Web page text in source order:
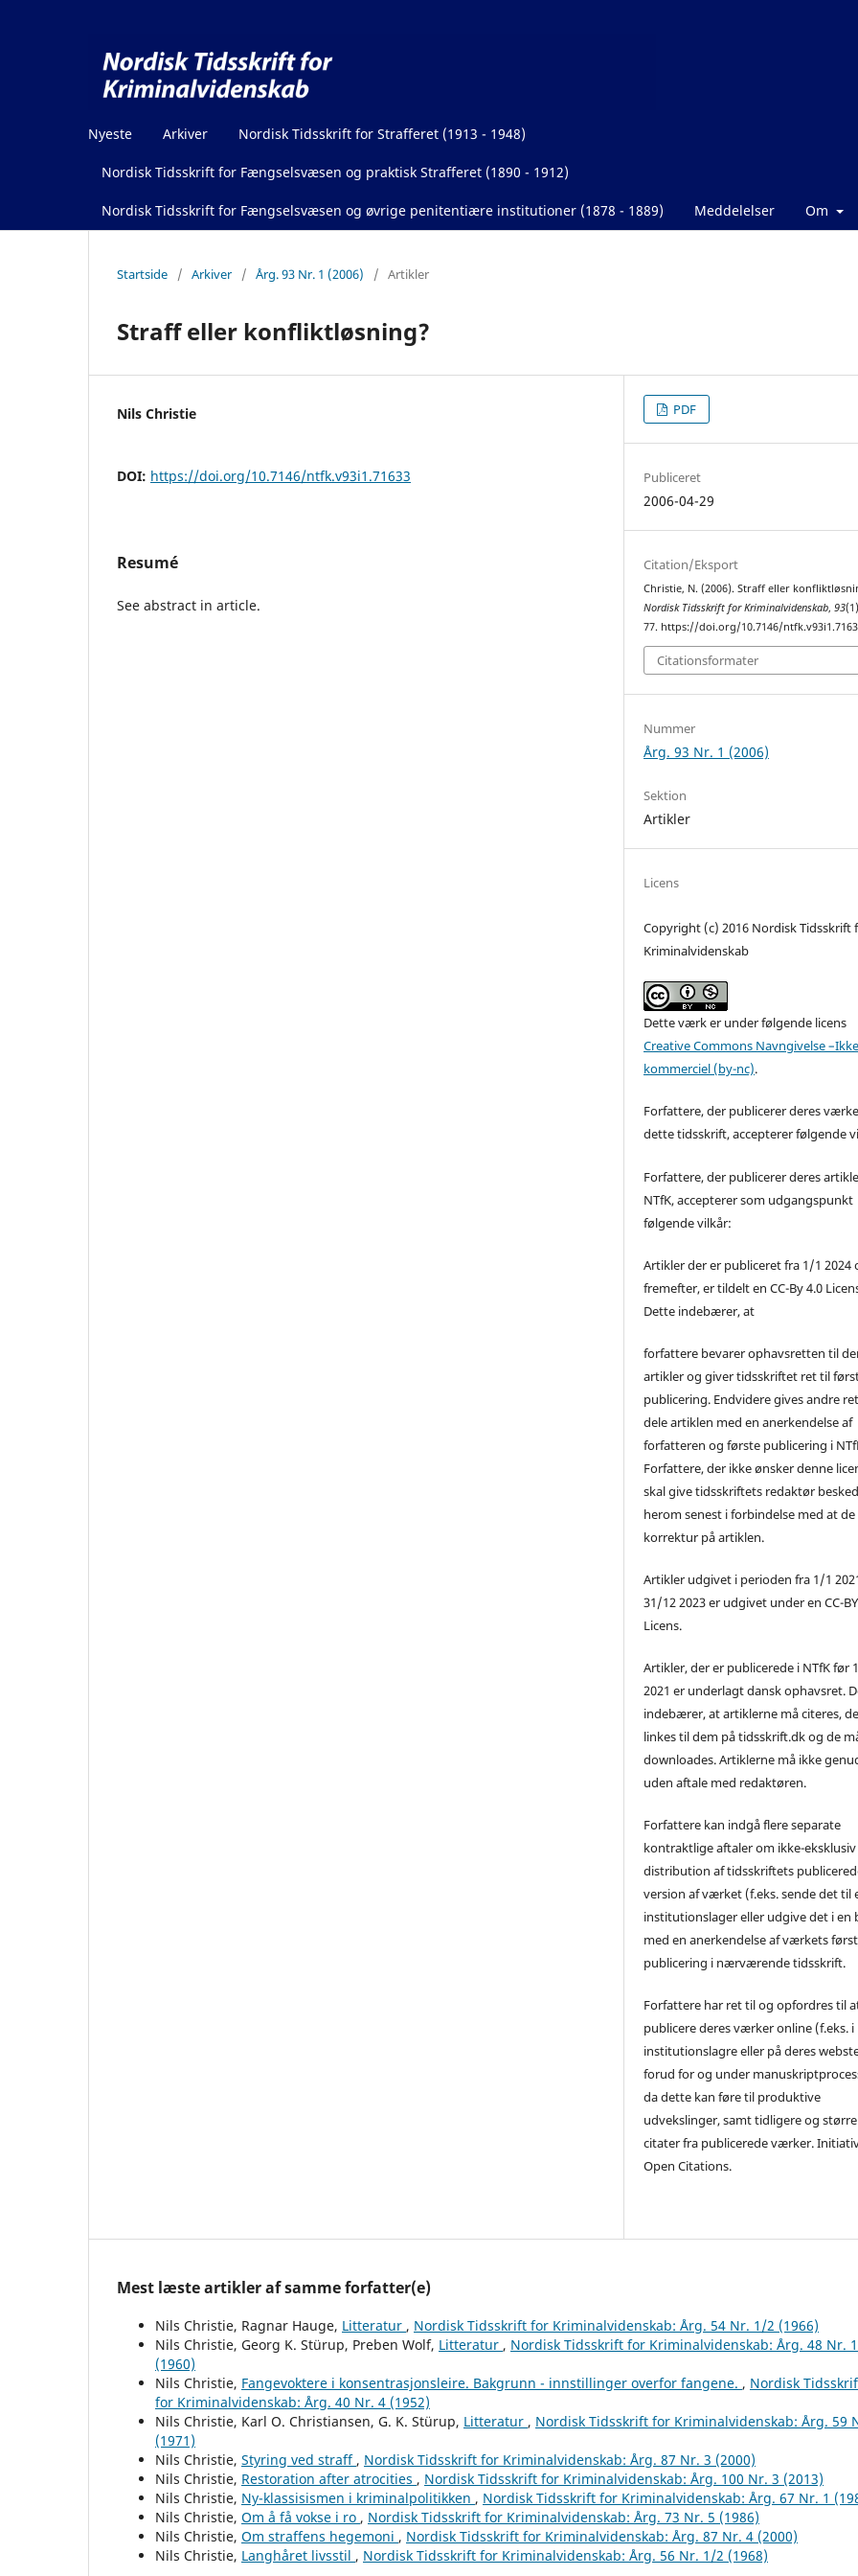
Nyeste Arkiver Nordisk Tidsskrift for Strafferet (1913 - 1948)
Nordisk Tidsskrift for Fængselsvæsen og praktisk Strafferet (1890 - 1912)
Nordisk Tidsskrift for Fængselsvæsen og øvrige penitentiære institutioner (1878 - 1889) Meddelelser Om
Startside / Arkiver / Årg. 93 Nr. 1 (2006) / Artikler
Straff eller konfliktløsning?
Nils Christie
DOI: https://doi.org/10.7146/ntfk.v93i1.71633
Resumé
See abstract in article.
PDF
Publiceret
2006-04-29
Citation/Eksport
Christie, N. (2006). Straff eller
Nordisk Tidsskrift for Kriminalvidenskab,93
77. https://doi.org/10.7146/
Citationsformater
Nummer
Årg. 93 Nr. 1 (2006)
Sektion
Artikler
Licens
Copyright (c) 2016 Nordisk Tidsskrift
Kriminalvidenskab
Dette værk er under følgende licens
Creative Commons Navngivelse
kommerciel (by-nc).
Forfattere, der publicerer deres
dette tidsskrift, accepterer følgende
Forfattere, der publicerer deres
NTfK, accepterer som udgangspunkt
følgende vilkår:
Artikler der er publiceret fra 1/1 2024
fremefter, er tildelt en CC-By 4.0
Dette indebærer, at
forfattere bevarer ophavsretten til
artikler og giver tidsskriftet ret til
publicering. Endvidere gives andre
dele artiklen med en anerkendelse af
forfatteren og første publicering i
Forfattere, der ikke ønsker denne
skal give tidsskriftets redaktør besked
herom senest i forbindelse med at
korrektur på artiklen.
Artikler udgivet i perioden fra 1/1
31/12 2023 er udgivet under en CC-
Licens.
Artikler, der er publicerede i NTfK før
2021 er underlagt dansk ophavsret.
indebærer, at artiklerne må citeres,
linkes til dem på tidsskrift.dk og de
downloades. Artiklerne må ikke
uden aftale med redaktøren.
Forfattere kan indgå flere separate
kontraktlige aftaler om ikke-eksklusiv
distribution af tidsskriftets
version af værket (f.eks. sende det til
institutionslager eller udgive det i en
med en anerkendelse af værkets
publicering i nærværende tidsskrift.
Forfattere har ret til og opfordres til
publicere deres værker online (f.eks. i
institutionslagre eller på deres
forud for og under
da dette kan føre til produktive
udvekslinger, samt tidligere og større
citater fra publicerede værker.
Open Citations.
Mest læste artikler af samme forfatter(e)
Nils Christie, Ragnar Hauge, Litteratur , Nordisk Tidsskrift for Kriminalvidenskab: Årg. 54 Nr. 1/2 (1966)
Nils Christie, Georg K. Stürup, Preben Wolf, Litteratur , Nordisk Tidsskrift for Kriminalvidenskab: Årg. 48 Nr. 1
(1960)
Nils Christie, Fangevoktere i konsentrasjonsleire. Bakgrunn - innstillinger overfor fangene. , Nordisk
for Kriminalvidenskab: Årg. 40 Nr. 4 (1952)
Nils Christie, Karl O. Christiansen, G. K. Stürup, Litteratur , Nordisk Tidsskrift for Kriminalvidenskab: Årg. 59
(1971)
Nils Christie, Styring ved straff , Nordisk Tidsskrift for Kriminalvidenskab: Årg. 87 Nr. 3 (2000)
Nils Christie, Restoration after atrocities , Nordisk Tidsskrift for Kriminalvidenskab: Årg. 100 Nr. 3 (2013)
Nils Christie, Ny-klassisismen i kriminalpolitikken , Nordisk Tidsskrift for Kriminalvidenskab: Årg. 67 Nr. 1
Nils Christie, Om å få vokse i ro , Nordisk Tidsskrift for Kriminalvidenskab: Årg. 73 Nr. 5 (1986)
Nils Christie, Om straffens hegemoni , Nordisk Tidsskrift for Kriminalvidenskab: Årg. 87 Nr. 4 (2000)
Nils Christie, Langhåret livsstil , Nordisk Tidsskrift for Kriminalvidenskab: Årg. 56 Nr. 1/2 (1968)